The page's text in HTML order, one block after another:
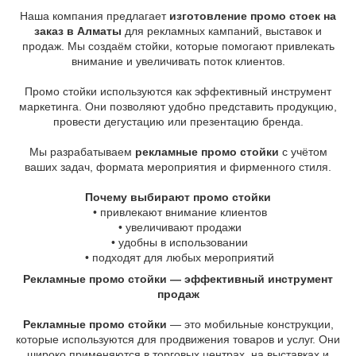
Наша компания предлагает изготовление промо стоек на
заказ в Алматы для рекламных кампаний, выставок и
продаж. Мы создаём стойки, которые помогают привлекать
внимание и увеличивать поток клиентов.
Промо стойки используются как эффективный инструмент
маркетинга. Они позволяют удобно представить продукцию,
провести дегустацию или презентацию бренда.
Мы разрабатываем рекламные промо стойки с учётом
ваших задач, формата мероприятия и фирменного стиля.
Почему выбирают промо стойки
• привлекают внимание клиентов
• увеличивают продажи
• удобны в использовании
• подходят для любых мероприятий
Рекламные промо стойки — эффективный инструмент
продаж
Рекламные промо стойки — это мобильные конструкции,
которые используются для продвижения товаров и услуг. Они